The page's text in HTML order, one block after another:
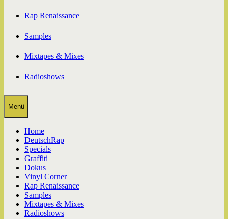
Rap Renaissance
Samples
Mixtapes & Mixes
Radioshows
Menü
Home
DeutschRap
Specials
Graffiti
Dokus
Vinyl Corner
Rap Renaissance
Samples
Mixtapes & Mixes
Radioshows